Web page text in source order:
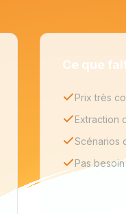
Ce que
Prix très
Extraction
Scénarios
Pas